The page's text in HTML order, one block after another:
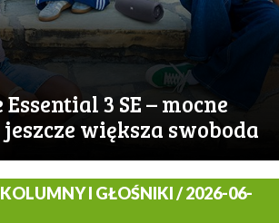
3 SE – mocne
większa swoboda
I GŁOŚNIKI / 2026-06-